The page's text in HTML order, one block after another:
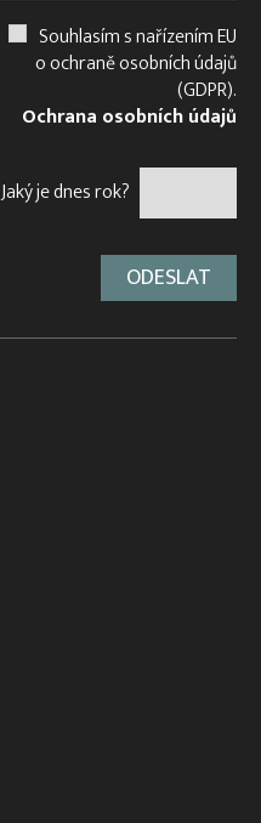
Souhlasím s nařízením EU
o ochraně osobních údajů
(GDPR).
Ochrana osobních údajů
Jaký je dnes rok?